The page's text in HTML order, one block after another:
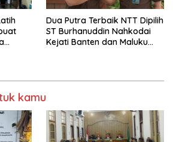
Dua Putra Terbaik NTT Dipilih
ST Burhanuddin Nahkodai
Kejati Banten dan Maluku
kamu